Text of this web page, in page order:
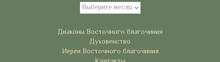
Архивы
Диаконы Восточного благочиния
Духовенство
Иереи Восточного благочиния